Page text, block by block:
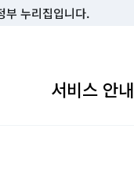
부 누리집입니다.
서비스 안내